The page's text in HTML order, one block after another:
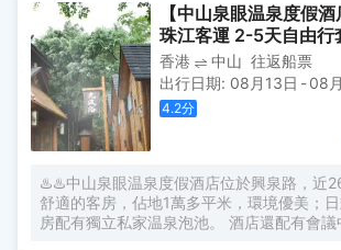
【中山泉眼温泉度假
珠江客運 2-5天自由行
香港 中山 往返船票
出行日期: 08月13日 -08
4.2分
♨️♨️中山泉眼温泉度假酒店位於興泉路，近
舒適的客房，佔地1萬多平米，環境優美；
房配有獨立私家温泉泡池。 酒店還配有會議中心、餐廳、多